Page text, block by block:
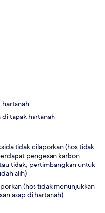
hartanah
di tapak hartanah
tidak dilaporkan (hos tidak
pengesan karbon
tidak; pertimbangkan untuk
alih)
(hos tidak menunjukkan
asap di hartanah)